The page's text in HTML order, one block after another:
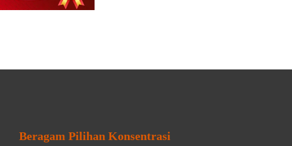
Beragam Pilihan Konsentrasi